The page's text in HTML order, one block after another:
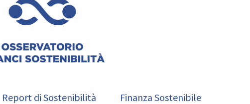
Report di Sostenibilità Finanza Sostenibile